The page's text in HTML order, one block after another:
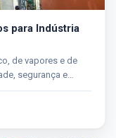
para Indústria
de vapores e de
segurança e